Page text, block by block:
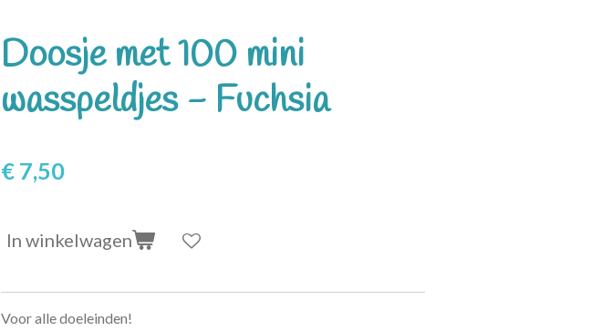
Doosje met 100 mini
wasspeldjes - Fuchsia
€ 7,50
In winkelwagen
Voor alle doeleinden!